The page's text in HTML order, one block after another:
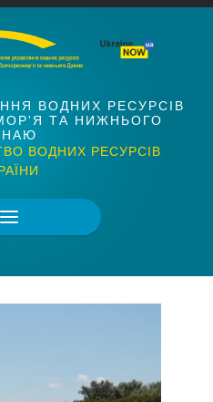
ВОДНИХ РЕСУРСІВ
ТА НИЖНЬОГО
ВОДНИХ РЕСУРСІВ